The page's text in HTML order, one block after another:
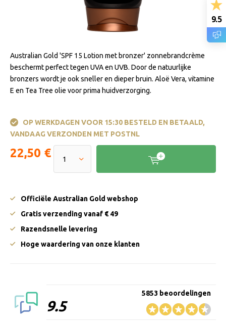
Australian Gold 'SPF 15 Lotion met bronzer' zonnebrandcrème
beschermt perfect tegen UVA en UVB. Door de natuurlijke
bronzers wordt je ook sneller en dieper bruin. Aloë Vera, vitamine
E en Tea Tree olie voor prima huidverzorging.
OP WERKDAGEN VOOR 15:30 BESTELD EN BETAALD,
VANDAAG VERZONDEN MET POSTNL
22,50 €
Officiële Australian Gold webshop
Gratis verzending vanaf € 49
Razendsnelle levering
Hoge waardering van onze klanten
9.5
5853 beoordelingen
9.5